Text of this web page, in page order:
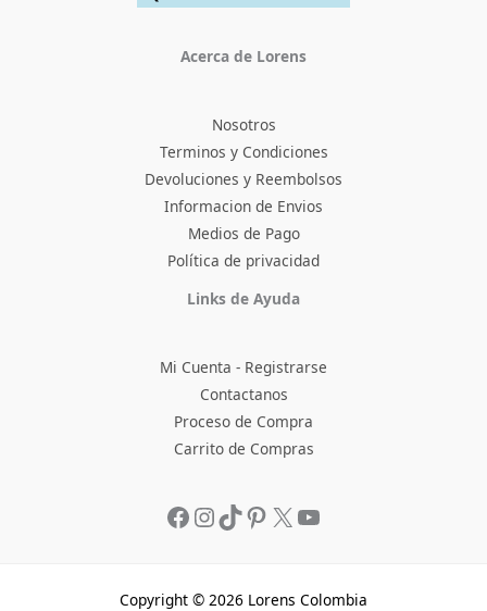
Acerca de Lorens
Nosotros
Terminos y Condiciones
Devoluciones y Reembolsos
Informacion de Envios
Medios de Pago
Política de privacidad
Links de Ayuda
Mi Cuenta - Registrarse
Contactanos
Proceso de Compra
Carrito de Compras
Facebook
Instagram
TikTokPinterest
Copyright © 2026 Lorens Colombia